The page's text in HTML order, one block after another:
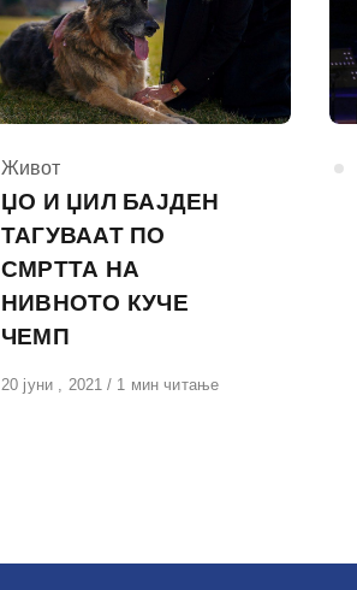
КАтегорија
Живот
ЏО И ЏИЛ БАЈДЕН
ТАГУВААТ ПО
СМРТТА НА
НИВНОТО КУЧЕ
ЧЕМП
Објавено
20 јуни , 2021 1 мин читање